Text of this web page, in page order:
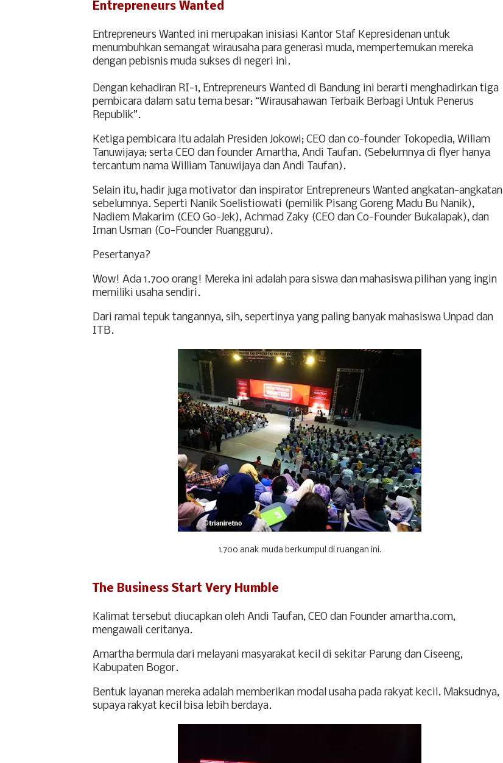
Entrepreneurs Wanted
Entrepreneurs Wanted ini merupakan inisiasi Kantor Staf Kepresidenan untuk
menumbuhkan semangat wirausaha para generasi muda, mempertemukan mereka
dengan pebisnis muda sukses di negeri ini.
Dengan kehadiran RI-1, Entrepreneurs Wanted di Bandung ini berarti menghadirkan tiga
pembicara dalam satu tema besar: “Wirausahawan Terbaik Berbagi Untuk Penerus
Republik”.
Ketiga pembicara itu adalah Presiden Jokowi; CEO dan co-founder Tokopedia, Wiliam
Tanuwijaya; serta CEO dan founder Amartha, Andi Taufan. (Sebelumnya di flyer hanya
tercantum nama William Tanuwijaya dan Andi Taufan).
Selain itu, hadir juga motivator dan inspirator Entrepreneurs Wanted angkatan-angkatan
sebelumnya. Seperti Nanik Soelistiowati (pemilik Pisang Goreng Madu Bu Nanik),
Nadiem Makarim (CEO Go-Jek), Achmad Zaky (CEO dan Co-Founder Bukalapak), dan
Iman Usman (Co-Founder Ruangguru).
Pesertanya?
Wow! Ada 1.700 orang! Mereka ini adalah para siswa dan mahasiswa pilihan yang ingin
memiliki usaha sendiri.
Dari ramai tepuk tangannya, sih, sepertinya yang paling banyak mahasiswa Unpad dan
ITB.
1.700 anak muda berkumpul di ruangan ini.
The Business Start Very Humble
Kalimat tersebut diucapkan oleh Andi Taufan, CEO dan Founder amartha.com,
mengawali ceritanya.
Amartha bermula dari melayani masyarakat kecil di sekitar Parung dan Ciseeng,
Kabupaten Bogor.
Bentuk layanan mereka adalah memberikan modal usaha pada rakyat kecil. Maksudnya,
supaya rakyat kecil bisa lebih berdaya.